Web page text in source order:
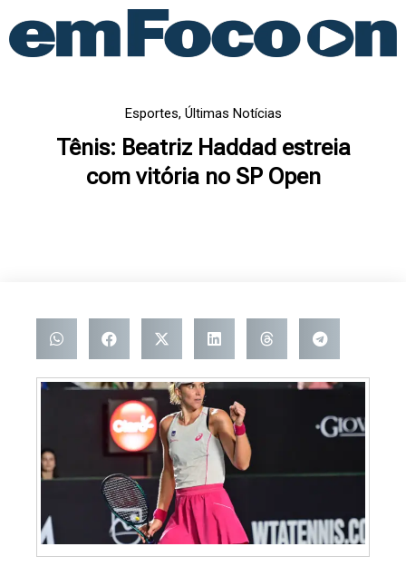
para
Esportes, Últimas Notícias
Tênis: Beatriz Haddad estreia
com vitória no SP Open